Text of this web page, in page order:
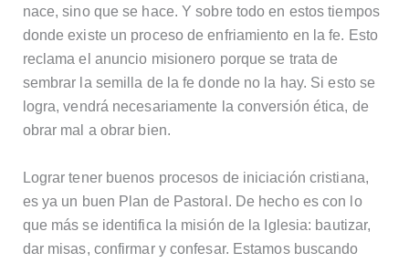
nace, sino que se hace. Y sobre todo en estos tiempos
donde existe un proceso de enfriamiento en la fe. Esto
reclama el anuncio misionero porque se trata de
sembrar la semilla de la fe donde no la hay. Si esto se
logra, vendrá necesariamente la conversión ética, de
obrar mal a obrar bien.
Lograr tener buenos procesos de iniciación cristiana,
es ya un buen Plan de Pastoral. De hecho es con lo
que más se identifica la misión de la Iglesia: bautizar,
dar misas, confirmar y confesar. Estamos buscando